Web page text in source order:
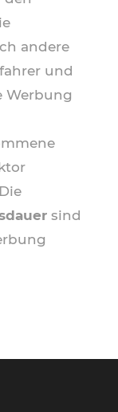
andere
und
Werbung
sind